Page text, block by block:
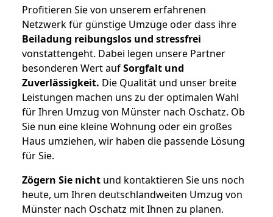
Profitieren Sie von unserem erfahrenen
Netzwerk für günstige Umzüge oder dass ihre
Beiladung reibungslos und stressfrei
vonstattengeht. Dabei legen unsere Partner
besonderen Wert aufSorgfalt und
Zuverlässigkeit. Die Qualität und unser breite
Leistungen machen uns zu der optimalen Wahl
für Ihren Umzug von Münster nach Oschatz. Ob
Sie nun eine kleine Wohnung oder ein großes
Haus umziehen, wir haben die passende Lösung
für Sie.
Zögern Sie nicht und kontaktieren Sie uns noch
heute, um Ihren deutschlandweiten Umzug von
Münster nach Oschatz mit Ihnen zu planen.